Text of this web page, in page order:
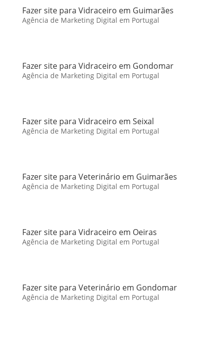
Fazer site para Vidraceiro em Guimarães
Agência de Marketing Digital em Portugal
Fazer site para Vidraceiro em Gondomar
Agência de Marketing Digital em Portugal
Fazer site para Vidraceiro em Seixal
Agência de Marketing Digital em Portugal
Fazer site para Veterinário em Guimarães
Agência de Marketing Digital em Portugal
Fazer site para Vidraceiro em Oeiras
Agência de Marketing Digital em Portugal
Fazer site para Veterinário em Gondomar
Agência de Marketing Digital em Portugal